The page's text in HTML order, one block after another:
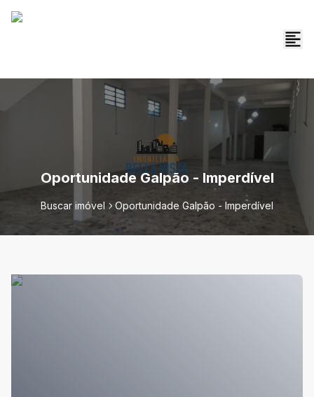
Oportunidade Galpão - Imperdível
Buscar imóvel Oportunidade Galpão - Imperdível